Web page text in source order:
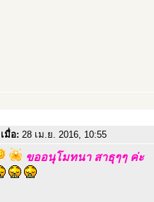
เมื่อ: 28 เม.ย. 2016, 10:55
ขออนุโมทนา สาธุๆๆ ค่ะ